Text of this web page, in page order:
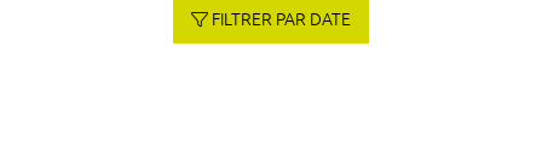
FILTRER PAR DATE